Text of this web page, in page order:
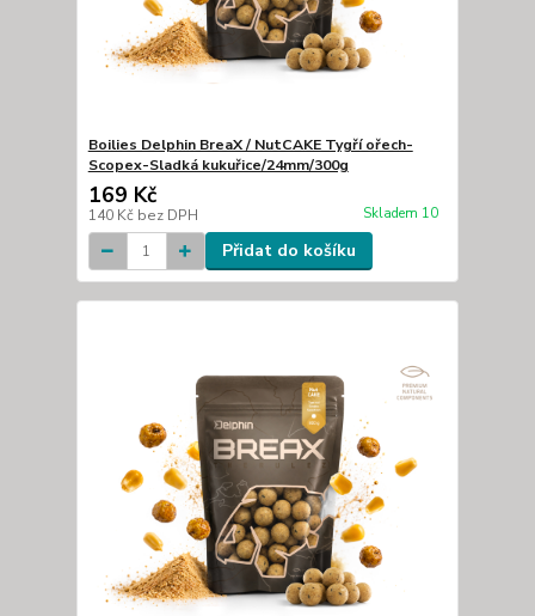
Boilies Delphin BreaX / NutCAKE Tygří ořech-
Scopex-Sladká kukuřice/24mm/300g
169 Kč
140 Kč bez DPH Skladem 10
Přidat do košíku